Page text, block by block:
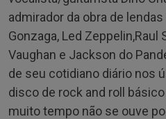
admirador da obra de
Gonzaga, Led Zeppelin,Raul
Vaughan e Jackson do
de seu cotidiano diário nos
disco de rock and roll
muito tempo não se ouve